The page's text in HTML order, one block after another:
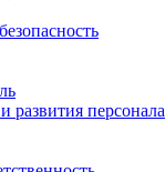
развития персонала